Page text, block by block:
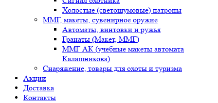
Холостые (светошумовые) патроны
ММГ, макеты, сувенирное оружие
Автоматы, винтовки и ружья
Гранаты (Макет, ММГ)
ММГ АК (учебные макеты автомата
Калашникова)
Снаряжение, товары для охоты и туризма
Акции
Доставка
Контакты